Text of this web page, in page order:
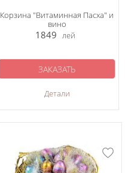
Корзина "Витаминная Пасха" и
вино
1849 лей
Детали
ЗАКАЗАТЬ